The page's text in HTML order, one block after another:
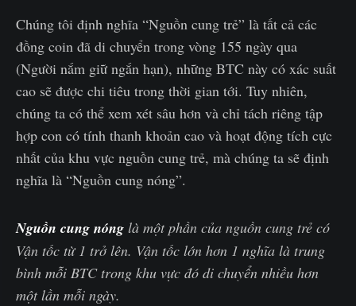
Chúng tôi định nghĩa “Nguồn cung trẻ” là tất cả các
đồng coin đã di chuyển trong vòng 155 ngày qua
(Người nắm giữ ngắn hạn), những BTC này có xác suất
cao sẽ được chi tiêu trong thời gian tới. Tuy nhiên,
chúng ta có thể xem xét sâu hơn và chỉ tách riêng tập
hợp con có tính thanh khoản cao và hoạt động tích cực
nhất của khu vực nguồn cung trẻ, mà chúng ta sẽ định
nghĩa là “Nguồn cung nóng”.
Nguồn cung nóng là một phần của nguồn cung trẻ có
Vận tốc từ 1 trở lên. Vận tốc lớn hơn 1 nghĩa là trung
bình mỗi BTC trong khu vực đó di chuyển nhiều hơn
một lần mỗi ngày.